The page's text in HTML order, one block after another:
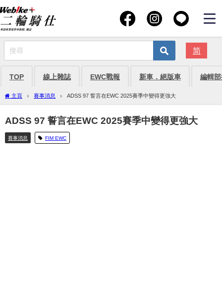
简
TOP 線上雜誌 EWC戰報 新車．絕版車 編輯
主頁 賽事消息 ADSS 97 誓言在EWC 2025賽季中變得更強大
ADSS 97 誓言在EWC 2025賽季中變得更強大
賽事消息 FIM EWC